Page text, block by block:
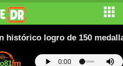
logro de 150